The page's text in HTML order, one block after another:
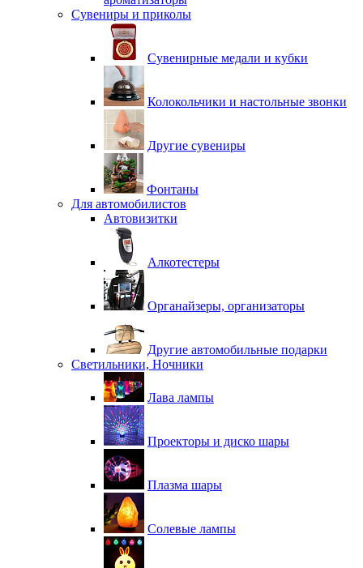
Сувениры и приколы
Сувенирные медали и кубки
Колокольчики и настольные звонки
Другие сувениры
Фонтаны
Для автомобилистов
Автовизитки
Алкотестеры
Органайзеры, организаторы
Другие автомобильные подарки
Светильники, Ночники
Лава лампы
Проекторы и диско шары
Плазма шары
Солевые лампы